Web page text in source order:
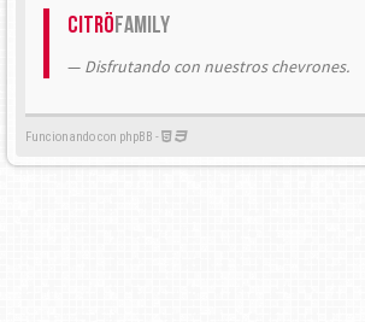
CitröFamily
Disfrutando con nuestros chevrones.
Funcionando con phpBB -